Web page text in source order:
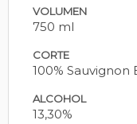
VOLUMEN
750 ml
CORTE
100% Sauvignon
ALCOHOL
13,30%